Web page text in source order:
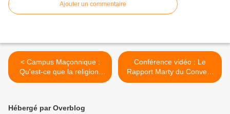
Ajouter un commentaire
< Campus Maçonnique :
Qu'est-ce que la religion,
par Françoise Bonardel le 7
Conférence vidéo : Le
Rapport Marty du Convent
de 1948 de la Grande Loge
Hébergé par Overblog